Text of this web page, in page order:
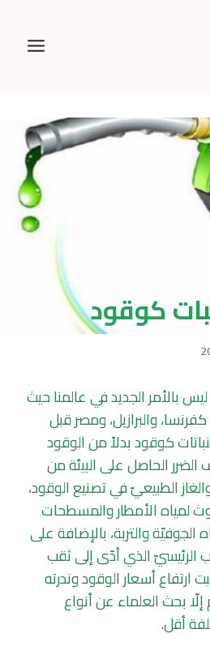
كوقود
بالأمر الجديد في عالمنا حيث
والبرازيل، ومصر قبل
كوقود بدلاً من الوقود
الحاصل على البيئة من
الطبيعيّ في تصنيع الوقود،
لمياه الأمطار والمسطحات
الجوفيّة والتربة، بالإضافة على
الرئيسيّ الذي أدّى إلى ثقب
ارتفاع أسعار الوقود وندرته
بحث العلماء عن أنواع
أقل.